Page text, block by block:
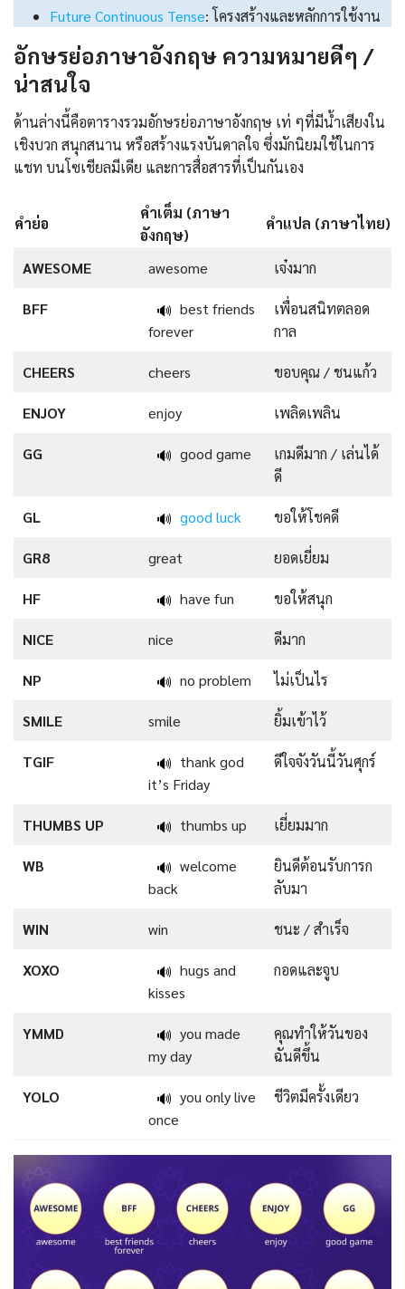
Future Continuous Tense: โครงสร้างและหลักการใช้งาน
อักษรย่อภาษาอังกฤษ ความหมายดีๆ /
น่าสนใจ
ด้านล่างนี้คือตารางรวมอักษรย่อภาษาอังกฤษ เท่ ๆที่มีน้ำเสียงใน
เชิงบวก สนุกสนาน หรือสร้างแรงบันดาลใจ ซึ่งมักนิยมใช้ในการ
แชท บนโซเชียลมีเดีย และการสื่อสารที่เป็นกันเอง
คำย่อ
คำเต็ม (ภาษา
อังกฤษ)
คำแปล (ภาษาไทย)
AWESOME awesome เจ๋งมาก
BFF 🔊 best friends
forever
เพื่อนสนิทตลอด
กาล
CHEERS cheers ขอบคุณ / ชนแก้ว
ENJOY enjoy เพลิดเพลิน
GG 🔊 good game
เกมดีมาก / เล่นได้
ดี
GL 🔊 good luck ขอให้โชคดี
GR8 great ยอดเยี่ยม
HF 🔊 have fun ขอให้สนุก
NICE nice ดีมาก
NP 🔊 no problem ไม่เป็นไร
SMILE smile ยิ้มเข้าไว้
TGIF 🔊 thank god
it’s Friday
ดีใจจังวันนี้วันศุกร์
THUMBS UP 🔊 thumbs up เยี่ยมมาก
WB 🔊 welcome
back
ยินดีต้อนรับการก
ลับมา
WIN win ชนะ / สำเร็จ
XOXO 🔊 hugs and
kisses
กอดและจูบ
YMMD 🔊 you made
my day
คุณทำให้วันของ
ฉันดีขึ้น
YOLO 🔊 you only live
once
ชีวิตมีครั้งเดียว